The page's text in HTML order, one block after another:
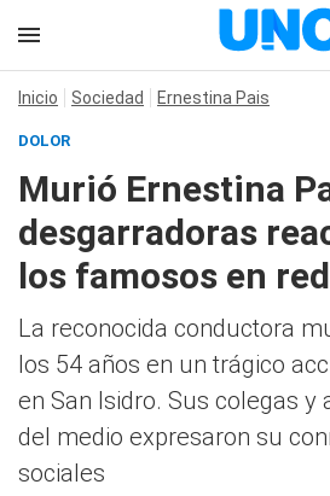
Inicio Sociedad Ernestina Pais
DOLOR
Murió Ernestina
desgarradoras
los famosos en
La reconocida conductora
los 54 años en un trágico
en San Isidro. Sus colegas y
del medio expresaron su
sociales